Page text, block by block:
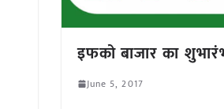
इफको बाजार का
June 5, 2017